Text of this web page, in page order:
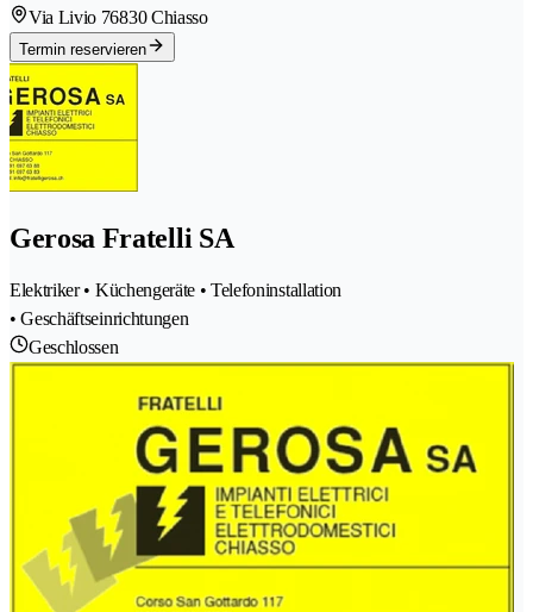
Via Livio 76830 Chiasso
Termin reservieren
Gerosa Fratelli SA
Elektriker • Küchengeräte • Telefoninstallation
• Geschäftseinrichtungen
Geschlossen